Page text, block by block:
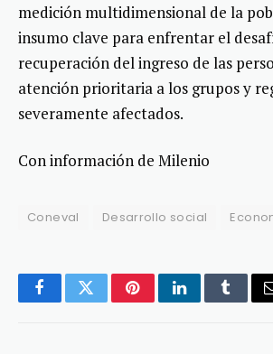
medición multidimensional de la
insumo clave para enfrentar el
recuperación del ingreso de las
atención prioritaria a los grupos y
severamente afectados.
Con información de Milenio
Coneval Desarrollo social
FacebookTwitterPinterestLinkedInTumblr